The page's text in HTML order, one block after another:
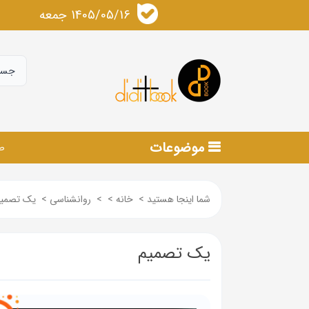
1405/05/16 جمعه
موضوعات
شما اینجا هستید > خانه >
> روانشناسی > یک
یک تصمیم